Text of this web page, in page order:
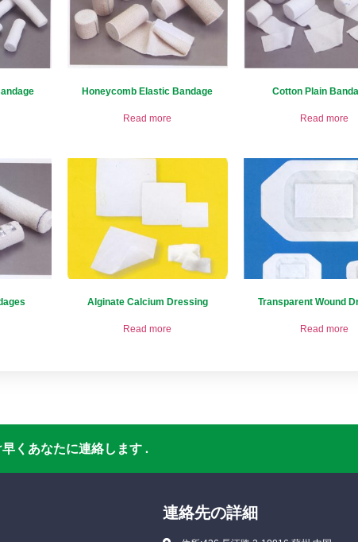
Honeycomb Elastic Bandage
Read more
Cotton Plain
Read more
Alginate Calcium Dressing
Read more
Transparent Wound
Read more
くあなたに連絡します .
連絡先の詳細